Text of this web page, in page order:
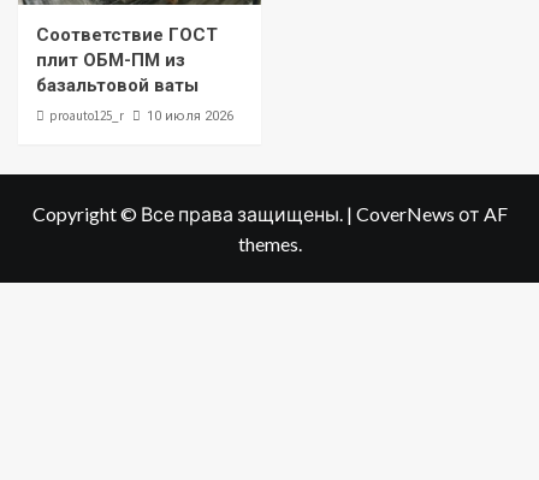
Соответствие ГОСТ
плит ОБМ-ПМ из
базальтовой ваты
proauto125_r 10 июля 2026
Copyright © Все права защищены. | CoverNews от AF
themes.